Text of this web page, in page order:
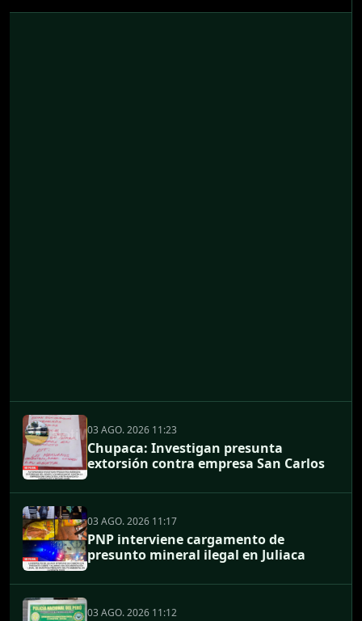
03 AGO. 2026 11:23
Chupaca: Investigan presunta
extorsión contra empresa San Carlos
03 AGO. 2026 11:17
PNP interviene cargamento de
presunto mineral ilegal en Juliaca
03 AGO. 2026 11:12